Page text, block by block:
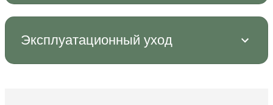
Эксплуатационный уход